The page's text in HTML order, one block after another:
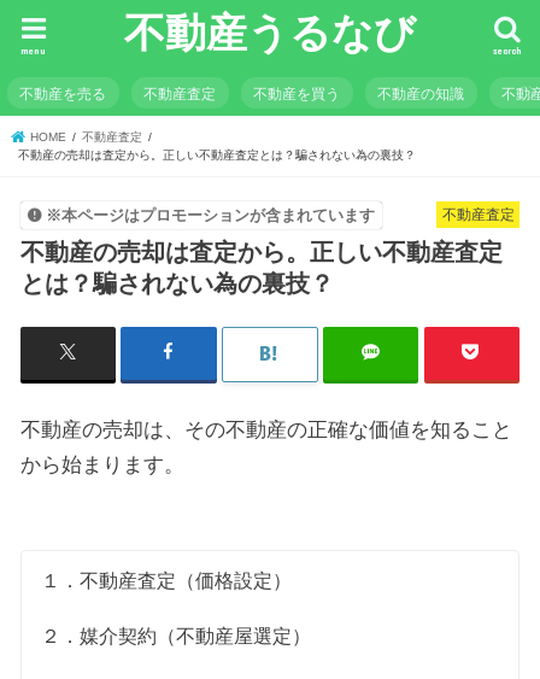
不動産うるなび search
menu
不動産を売る 不動産査定 不動産を買う 不動産の知識 不動
HOME
不動産査定
不動産の売却は査定から。正しい不動産査定とは？騙されない為の裏技？
不動産査定
※本ページはプロモーションが含まれています
不動産の売却は査定から。正しい不動産査定
とは？騙されない為の裏技？
不動産の売却は、その不動産の正確な価値を知ること
から始まります。
１．不動産査定（価格設定）
２．媒介契約（不動産屋選定）